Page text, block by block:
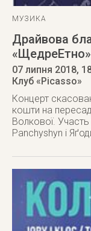
МУЗИКА
Драйвова
«ЩедреЕтно»
07 липня 2018,
Клуб «Picasso»
Концерт
кошти на
Волкової. Участь
Panchyshyn і